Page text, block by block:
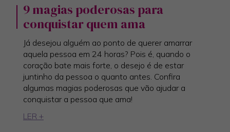
9 magias poderosas para
conquistar quem ama
Já desejou alguém ao ponto de querer amarrar
aquela pessoa em 24 horas? Pois é, quando o
coração bate mais forte, o desejo é de estar
juntinho da pessoa o quanto antes. Confira
algumas magias poderosas que vão ajudar a
conquistar a pessoa que ama!
LER +